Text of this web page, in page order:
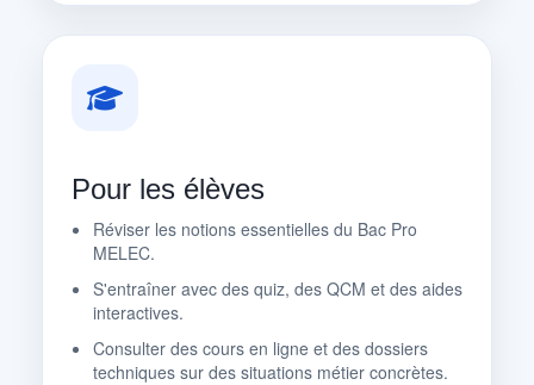
Pour les élèves
Réviser les notions essentielles du Bac Pro
MELEC.
S'entraîner avec des quiz, des QCM et des aides
interactives.
Consulter des cours en ligne et des dossiers
techniques sur des situations métier concrètes.